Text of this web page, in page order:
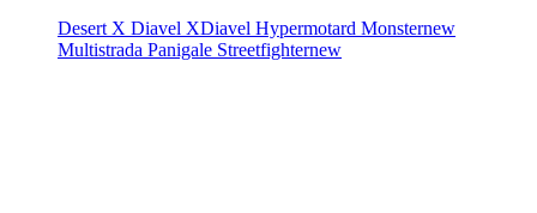
Desert X Diavel XDiavel Hypermotard Monsternew
Multistrada Panigale Streetfighternew